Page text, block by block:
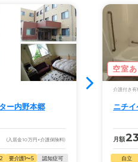
（無料）
：00
情報を掲載
条件にあった施設を選ぶ
制から施設を探せる
看取り可」の施設など、
探すこともできます。
料金プランをご確認頂けま
完全無料で施設探しをサ
：00
情報を掲載
件にあった施設を選ぶ
ー内野本郷
(入居金10万円 +介護保険料)
要介護1〜5 認知症可
空室
介護付き有
ニチ
月額
自立